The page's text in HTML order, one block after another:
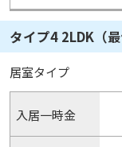
タイプ4 2LDK（最
居室タイプ
入居一時金